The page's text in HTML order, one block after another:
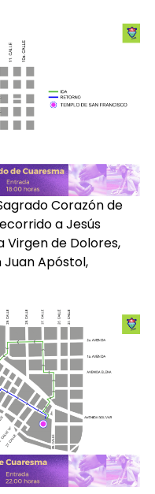
Corazón de
a Jesús
Virgen de Dolores,
Juan Apóstol,